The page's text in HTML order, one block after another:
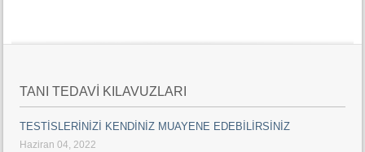
TANI TEDAVİ KILAVUZLARI
TESTİSLERİNİZİ KENDİNİZ MUAYENE EDEBİLİRSİNİZ
Haziran 04, 2022